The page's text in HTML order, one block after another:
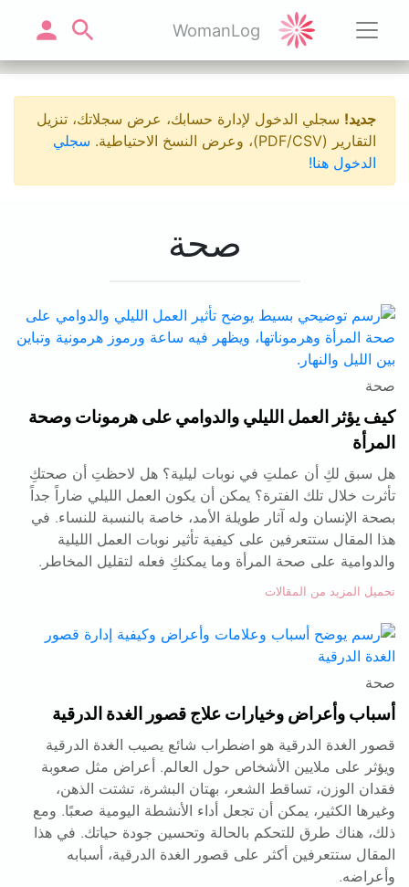
WomanLog
جديد! سجلي الدخول لإدارة حسابك، عرض سجلاتك، تنزيل
التقارير (PDF/CSV)، وعرض النسخ الاحتياطية.
سجلي
الدخول هنا!
صحة
صحة
كيف يؤثر العمل الليلي والدوامي على هرمونات وصحة
المرأة
هل سبق لكِ أن عملتِ في نوبات ليلية؟ هل لاحظتِ أن صحتكِ
تأثرت خلال تلك الفترة؟ يمكن أن يكون العمل الليلي ضاراً جداً
بصحة الإنسان وله آثار طويلة الأمد، خاصة بالنسبة للنساء. في
هذا المقال ستتعرفين على كيفية تأثير نوبات العمل الليلية
والدوامية على صحة المرأة وما يمكنكِ فعله لتقليل المخاطر.
تحميل المزيد من المقالات
صحة
أسباب وأعراض وخيارات علاج قصور الغدة الدرقية
قصور الغدة الدرقية هو اضطراب شائع يصيب الغدة الدرقية
ويؤثر على ملايين الأشخاص حول العالم. أعراض مثل صعوبة
فقدان الوزن، تساقط الشعر، بهتان البشرة، تشتت الذهن،
وغيرها الكثير، يمكن أن تجعل أداء الأنشطة اليومية صعبًا. ومع
ذلك، هناك طرق للتحكم بالحالة وتحسين جودة حياتك. في هذا
المقال ستتعرفين أكثر على قصور الغدة الدرقية، أسبابه
وأعراضه.